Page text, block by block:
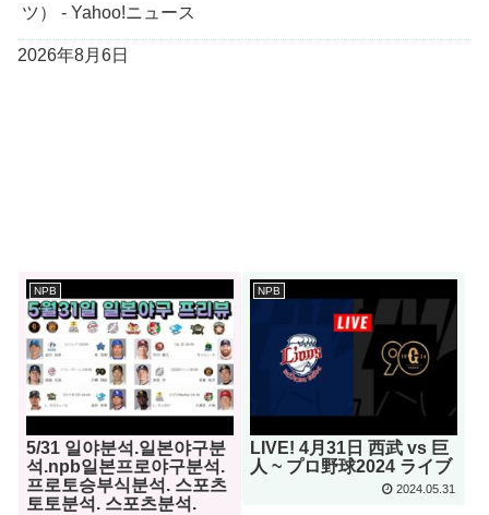
ツ） - Yahoo!ニュース
2026年8月6日
NPB
5/31 일야분석.일본야구분
석.npb일본프로야구분석.
프로토승부식분석. 스포츠
토토분석. 스포츠분석.
NPB
LIVE! 4月31日 西武 vs 巨
人 ~ プロ野球2024 ライブ
2024.05.31